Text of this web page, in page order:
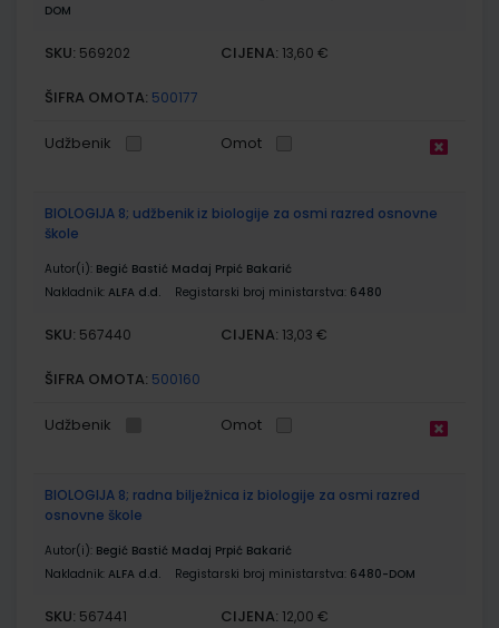
DOM
SKU: 569202 CIJENA: 13,60 €
ŠIFRA OMOTA: 500177
Udžbenik Omot
BIOLOGIJA 8; udžbenik iz biologije za osmi razred osnovne
škole
Autor(i): Begić Bastić Madaj Prpić Bakarić
Nakladnik: ALFA d.d. Registarski broj ministarstva: 6480
SKU: 567440 CIJENA: 13,03 €
ŠIFRA OMOTA: 500160
Udžbenik Omot
BIOLOGIJA 8; radna bilježnica iz biologije za osmi razred
osnovne škole
Autor(i): Begić Bastić Madaj Prpić Bakarić
Nakladnik: ALFA d.d. Registarski broj ministarstva: 6480-DOM
SKU: 567441 CIJENA: 12,00 €